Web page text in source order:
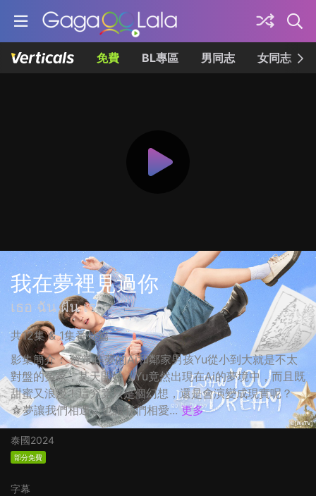
免費 BL專區 男同志 女同志
我在夢裡見過你
เธอ ฉัน ฝัน เรา
共12集 & 1集番外篇
影集簡介： 經常作夢的Ai和鄰家男孩Yu從小到大就是不太
對盤的冤家，某天開始，Yu竟然出現在Ai的夢境中，而且既
甜蜜又浪漫！這究竟只是個幻想，還是會演變成現實呢？
☆夢讓我們相遇，也讓我們相愛... 更多
泰國2024
部分免費
字幕